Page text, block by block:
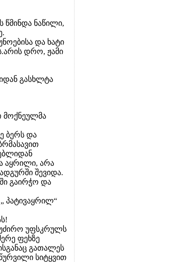
წმინდა ნაწილი,
და ხატი
დრო, ჟამი
გასხლტა
ბერს და
აყრილი, არა
შევიდა.
გაირჭო და
პატივაყრილ“
უფსკრულს
ფეხზე
გათალეს
სიტყვით